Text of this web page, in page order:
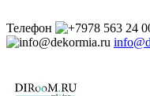
Телефон